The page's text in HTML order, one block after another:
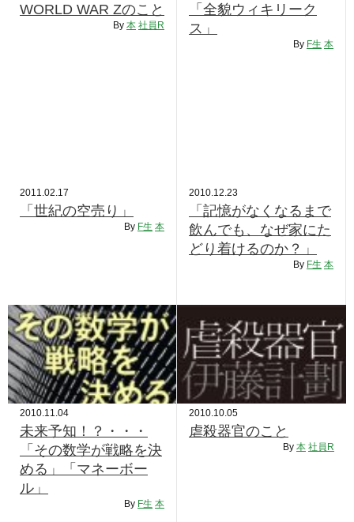
WORLD WAR Zのこと
By 本 社員R
「全貌ウィキリーク
ス」
By F生 本
2011.02.17
「世紀の空売り」
By F生 本
2010.12.23
「記憶がなくなるまで
飲んでも、なぜ家にた
どり着けるのか？」
By F生 本
2010.11.04
未来予知！？・・・
「その数学が戦略を決
める」「マネーボー
ル」
By F生 本
2010.10.05
虐殺器官のこと
By 本 社員R